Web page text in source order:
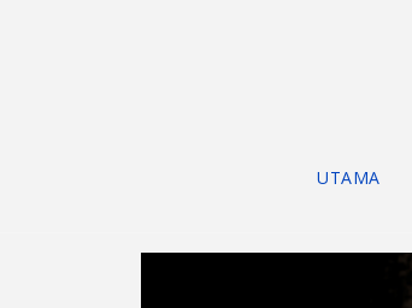
UTAMA